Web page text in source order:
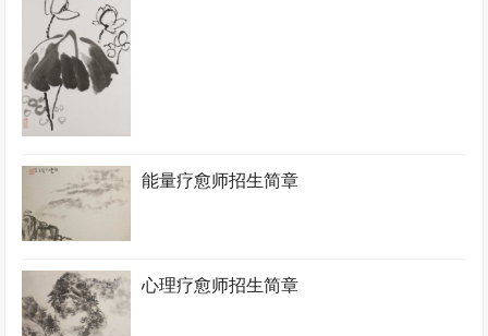
能量疗愈师招生简章
心理疗愈师招生简章